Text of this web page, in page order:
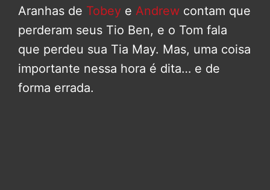
Aranhas de Tobey e Andrew contam que
perderam seus Tio Ben, e o Tom fala
que perdeu sua Tia May. Mas, uma coisa
importante nessa hora é dita… e de
forma errada.